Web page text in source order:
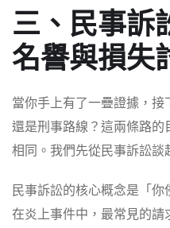
三、民事訴
名譽與損失
當你手上有了一疊證據，接
還是刑事路線？這兩條路
相同。我們先從民事訴訟談
民事訴訟的核心概念是「你
在炎上事件中，最常見的